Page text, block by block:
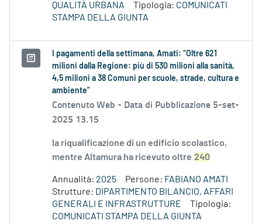
QUALITÀ URBANA
Tipologia: COMUNICATI
STAMPA DELLA GIUNTA
I pagamenti della settimana, Amati: “Oltre 621
milioni dalla Regione: più di 530 milioni alla sanità,
4,5 milioni a 38 Comuni per scuole, strade, cultura e
ambiente”
Contenuto Web - Data di Pubblicazione 5-set-
2025 13.15
la riqualificazione di un edificio scolastico,
mentre Altamura ha ricevuto oltre 240
Annualità: 2025 Persone: FABIANO AMATI
Strutture: DIPARTIMENTO BILANCIO, AFFARI
GENERALI E INFRASTRUTTURE
Tipologia:
COMUNICATI STAMPA DELLA GIUNTA